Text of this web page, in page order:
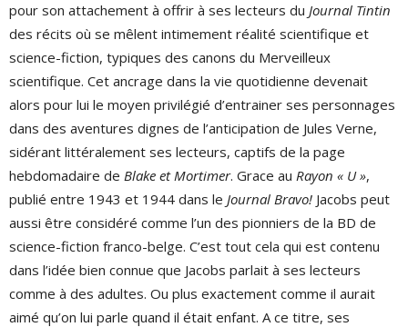
pour son attachement à offrir à ses lecteurs du Journal Tintin
des récits où se mêlent intimement réalité scientifique et
science-fiction, typiques des canons du Merveilleux
scientifique. Cet ancrage dans la vie quotidienne devenait
alors pour lui le moyen privilégié d’entrainer ses personnages
dans des aventures dignes de l’anticipation de Jules Verne,
sidérant littéralement ses lecteurs, captifs de la page
hebdomadaire de Blake et Mortimer. Grace au Rayon « U »,
publié entre 1943 et 1944 dans le Journal Bravo! Jacobs peut
aussi être considéré comme l’un des pionniers de la BD de
science-fiction franco-belge. C’est tout cela qui est contenu
dans l’idée bien connue que Jacobs parlait à ses lecteurs
comme à des adultes. Ou plus exactement comme il aurait
aimé qu’on lui parle quand il était enfant. A ce titre, ses